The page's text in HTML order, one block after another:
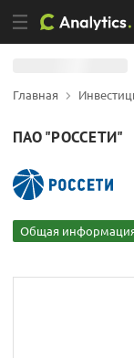
Главная
ПАО "РОССЕТИ"
Общая